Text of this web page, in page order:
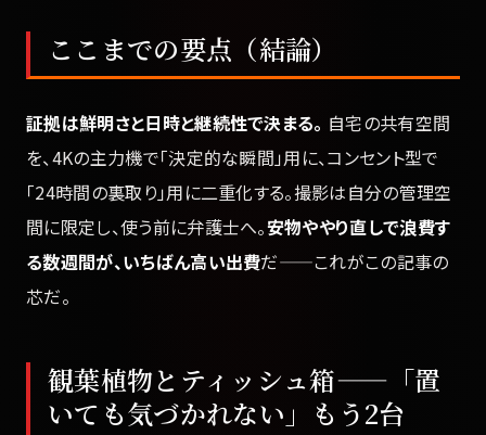
ここまでの要点（結論）
証拠は鮮明さと日時と継続性で決まる。 自宅の共有空間
を、4Kの主力機で「決定的な瞬間」用に、コンセント型で
「24時間の裏取り」用に二重化する。撮影は自分の管理空
間に限定し、使う前に弁護士へ。安物ややり直しで浪費す
る数週間が、いちばん高い出費だ——これがこの記事の
芯だ。
観葉植物とティッシュ箱——「置
いても気づかれない」もう2台